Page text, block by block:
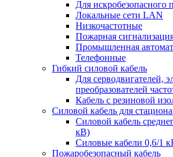
Для искробезопасного
Локальные сети LAN
Низкочастотные
Пожарная
Промышленная
Телефонные
Гибкий силовой кабель
Для серводвигателей,
преобразователей
Кабель с резиновой
Силовой кабель для
Силовой кабель
кВ)
Силовые кабели 0,6/1
Пожаробезопасный кабель